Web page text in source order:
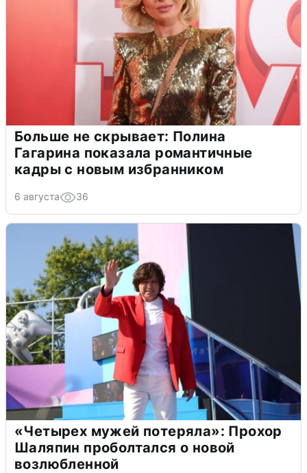
Больше не скрывает: Полина
Гагарина показала романтичные
кадры с новым избранником
6 августа 36
«Четырех мужей потеряла»: Прохор
Шаляпин проболтался о новой
возлюбленной